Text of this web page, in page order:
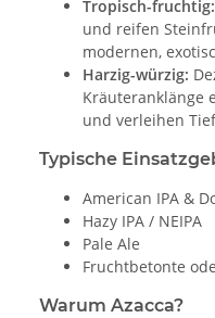
Tropisch-fruchtig:
und reifen
modernen,
Harzig-würzig:
Kräuteranklänge
und verleihen
Typische
American IPA &
Hazy IPA / NEIPA
Pale Ale
Fruchtbetonte
Warum Azacca?